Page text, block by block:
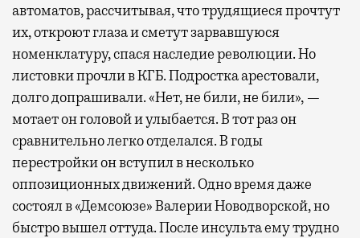
автоматов, рассчитывая, что трудящиеся прочтут
их, откроют глаза и сметут зарвавшуюся
номенклатуру, спася наследие революции. Но
листовки прочли в КГБ. Подростка арестовали,
долго допрашивали. «Нет, не били, не били», —
мотает он головой и улыбается. В тот раз он
сравнительно легко отделался. В годы
перестройки он вступил в несколько
оппозиционных движений. Одно время даже
состоял в «Демсоюзе» Валерии Новодворской, но
быстро вышел оттуда. После инсульта ему трудно